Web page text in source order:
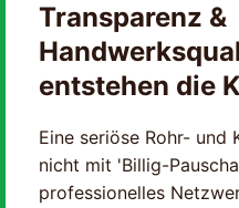
Transparenz &
entstehen die
Eine seriöse Rohr- und
nicht mit 'Billig-
professionelles